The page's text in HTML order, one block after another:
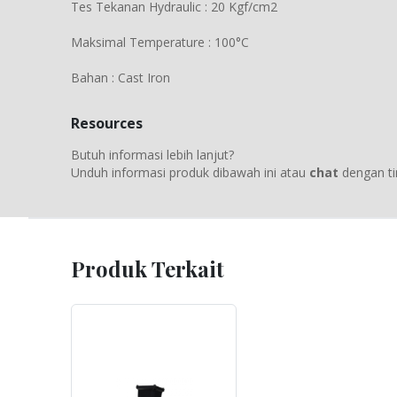
Tes Tekanan Hydraulic : 20 Kgf/cm2
Maksimal Temperature : 100°C
Bahan : Cast Iron
Resources
Butuh informasi lebih lanjut?
Unduh informasi produk dibawah ini atau chat dengan
Produk Terkait